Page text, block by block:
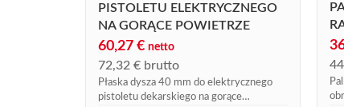
PISTOLETU ELEKTRYCZNEGO
NA GORĄCE POWIETRZE
60,27 € netto
72,32 € brutto
Płaska dysza 40 mm do elektrycznego
pistoletu dekarskiego na gorące